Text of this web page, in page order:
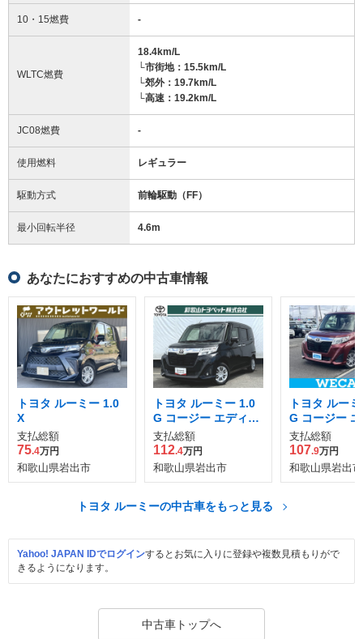
10・15燃費 -
WLTC燃費
18.4km/L
└市街地：15.5km/L
└郊外：19.7km/L
└高速：19.2km/L
JC08燃費 -
使用燃料 レギュラー
駆動方式 前輪駆動（FF）
最小回転半径 4.6m
あなたにおすすめの中古車情報
トヨタ ルーミー 1.0
X
支払総額
75.4万円
和歌山県岩出市
トヨタ ルーミー 1.0
G コージー エディシ
ョン
支払総額
112.4万円
和歌山県岩出市
トヨタ ルー
G コージー
ョン
支払総額
107.9万円
和歌山県岩出市
トヨタ ルーミーの中古車をもっと見る
Yahoo! JAPAN IDでログインするとお気に入りに登録や複数見積もりがで
きるようになります。
中古車トップへ